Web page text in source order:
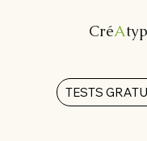
CréA
TESTS